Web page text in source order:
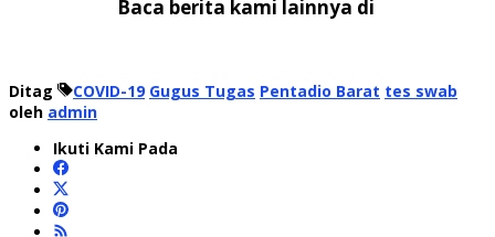
Baca berita kami lainnya di
Ditag COVID-19 Gugus Tugas Pentadio Barat tes swab
oleh admin
Ikuti Kami Pada